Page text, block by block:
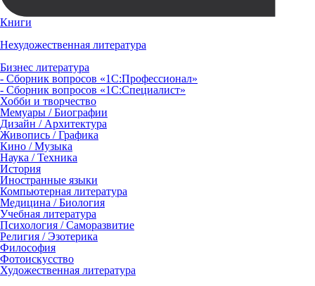
Книги
Нехудожественная литература
Бизнес литература
- Сборник вопросов «1С:Профессионал»
- Сборник вопросов «1С:Специалист»
Хобби и творчество
Мемуары / Биографии
Дизайн / Архитектура
Живопись / Графика
Кино / Музыка
Наука / Техника
История
Иностранные языки
Компьютерная литература
Медицина / Биология
Учебная литература
Психология / Саморазвитие
Религия / Эзотерика
Философия
Фотоискусство
Художественная литература